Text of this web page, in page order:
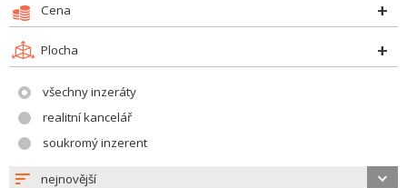
Cena
Plocha
všechny inzeráty
realitní kancelář
soukromý inzerent
nejnovější